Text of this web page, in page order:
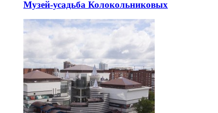
Музей-усадьба Колокольниковых